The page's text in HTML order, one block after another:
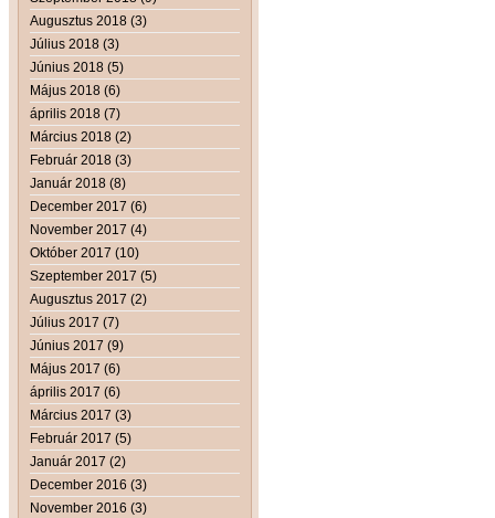
Augusztus 2018 (3)
Július 2018 (3)
Június 2018 (5)
Május 2018 (6)
április 2018 (7)
Március 2018 (2)
Február 2018 (3)
Január 2018 (8)
December 2017 (6)
November 2017 (4)
Október 2017 (10)
Szeptember 2017 (5)
Augusztus 2017 (2)
Július 2017 (7)
Június 2017 (9)
Május 2017 (6)
április 2017 (6)
Március 2017 (3)
Február 2017 (5)
Január 2017 (2)
December 2016 (3)
November 2016 (3)